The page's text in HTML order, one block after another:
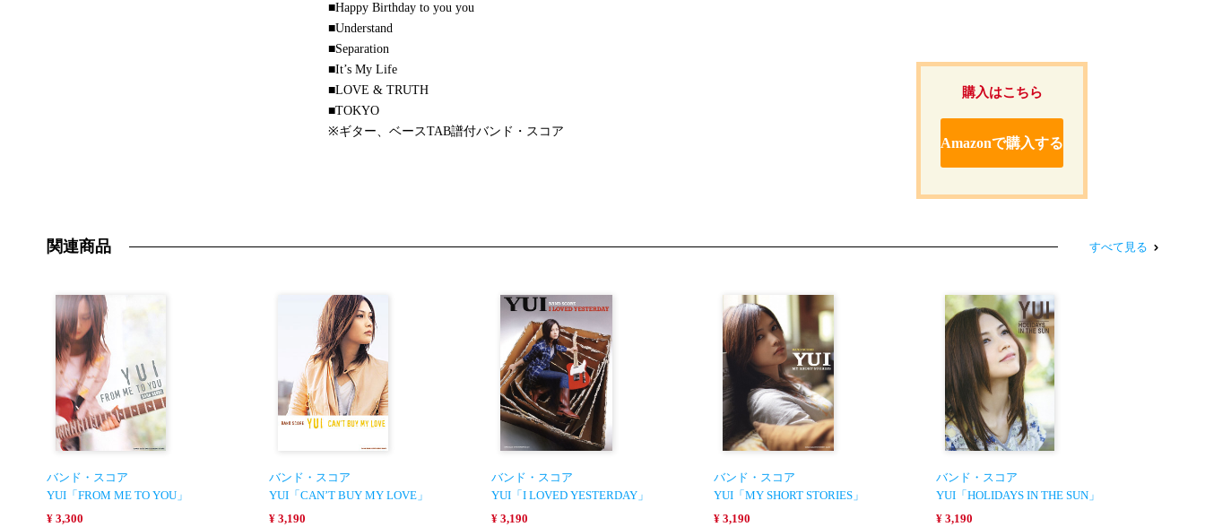
■Happy Birthday to you you
■Understand
■Separation
■It’s My Life
■LOVE & TRUTH
■TOKYO
※ギター、ベースTAB譜付バンド・スコア
購入はこちら
Amazonで購入する
関連商品 すべて見る
バンド・スコア
YUI「FROM ME TO YOU」
¥ 3,300
バンド・スコア
YUI「CAN’T BUY MY LOVE」
¥ 3,190
バンド・スコア
YUI「I LOVED YESTERDAY」
¥ 3,190
バンド・スコア
YUI「MY SHORT STORIES」
¥ 3,190
バンド・スコア
YUI「HOLIDAYS IN THE SUN」
¥ 3,190